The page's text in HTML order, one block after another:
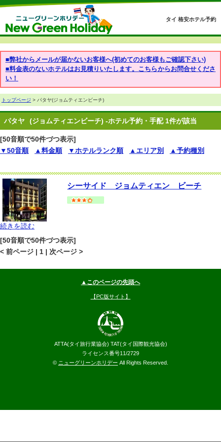
タイ 格安ホテル予約
■弊社からメールが届かないお客様へ(初めてのお客様もご確認下さい)
■料金表のないホテルはお見積りいたします。こちらからお問合せくださ
い！
トップページ > パタヤ(ジョムティエンビーチ)
パタヤ (ジョムティエンビーチ) -ホテル予約・手配 1件が該当
[50音順で50件づつ表示]
▼50音順
▲料金順 ▼ホテルランク順 ▲エリア別 ▲予約種別
シーサイド ジョムティエン ビーチ
続きを読む
[50音順で50件づつ表示]
< 前ページ | 1 | 次ページ >
▲このページの先頭へ
【PC版サイト】
ATTA(タイ旅行業協会) TAT(タイ国際観光協会)
ライセンス番号11/2729
© ニューグリーンホリデー All Rights Reserved.